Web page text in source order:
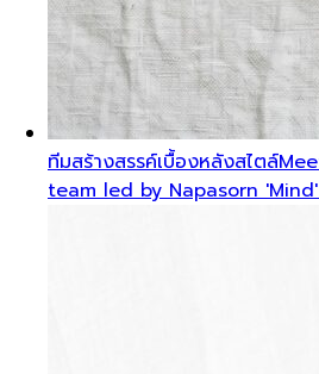
ทีมสร้างสรรค์เบื้องหลังสไตล์
team led by Napasorn